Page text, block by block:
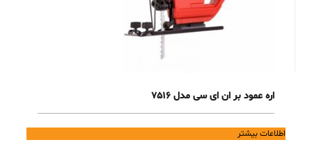
اره عمود بر ان ای سی مدل 7516
اطلاعات بیشتر